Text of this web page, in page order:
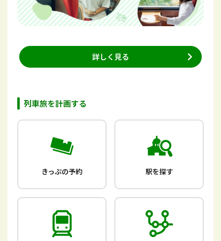
詳しく見る
列車旅を計画する
きっぷの予約 駅を探す